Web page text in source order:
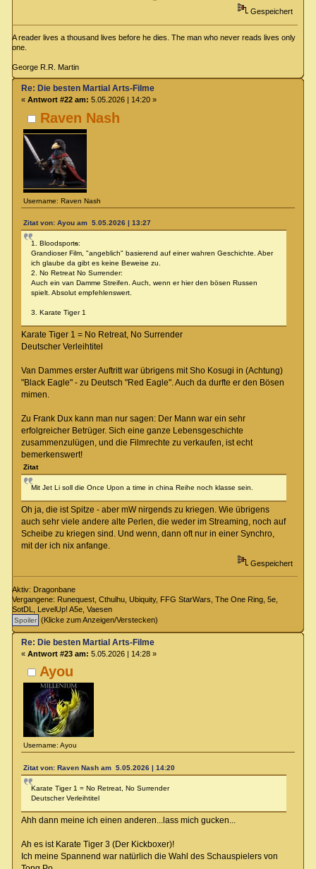
Gespeichert
A reader lives a thousand lives before he dies. The man who never reads lives only
one.
George R.R. Martin
Raven Nash
Username: Raven Nash
Re: Die besten Martial Arts-Filme
« Antwort #22 am: 5.05.2026 | 14:20 »
Zitat von: Ayou am 5.05.2026 | 13:27
1. Bloodsports:
Grandioser Film, "angeblich" basierend auf einer wahren Geschichte. Aber
ich glaube da gibt es keine Beweise zu.
2. No Retreat No Surrender:
Auch ein van Damme Streifen. Auch, wenn er hier den bösen Russen
spielt. Absolut empfehlenswert.
3. Karate Tiger 1
Karate Tiger 1 = No Retreat, No Surrender
Deutscher Verleihtitel
Van Dammes erster Auftritt war übrigens mit Sho Kosugi in (Achtung)
"Black Eagle" - zu Deutsch "Red Eagle". Auch da durfte er den Bösen
mimen.
Zu Frank Dux kann man nur sagen: Der Mann war ein sehr
erfolgreicher Betrüger. Sich eine ganze Lebensgeschichte
zusammenzulügen, und die Filmrechte zu verkaufen, ist echt
bemerkenswert!
Zitat
Mit Jet Li soll die Once Upon a time in china Reihe noch klasse sein.
Oh ja, die ist Spitze - aber mW nirgends zu kriegen. Wie übrigens
auch sehr viele andere alte Perlen, die weder im Streaming, noch auf
Scheibe zu kriegen sind. Und wenn, dann oft nur in einer Synchro,
mit der ich nix anfange.
Gespeichert
Aktiv: Dragonbane
Vergangene: Runequest, Cthulhu, Ubiquity, FFG StarWars, The One Ring, 5e,
SotDL, LevelUp! A5e, Vaesen
(Klicke zum Anzeigen/Verstecken)
Ayou
Username: Ayou
Re: Die besten Martial Arts-Filme
« Antwort #23 am: 5.05.2026 | 14:28 »
Zitat von: Raven Nash am 5.05.2026 | 14:20
Karate Tiger 1 = No Retreat, No Surrender
Deutscher Verleihtitel
Ahh dann meine ich einen anderen...lass mich gucken...
Ah es ist Karate Tiger 3 (Der Kickboxer)!
Ich meine Spannend war natürlich die Wahl des Schauspielers von